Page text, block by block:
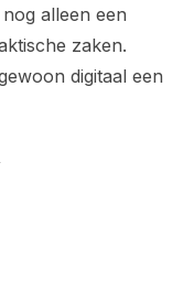
alleen een
zaken.
digitaal een